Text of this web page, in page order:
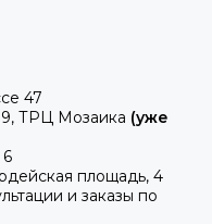
47
9, ТРЦ Мозаика (уже
площадь, 4
и заказы по